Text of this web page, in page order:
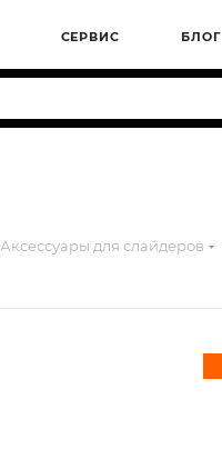
СЕРВИС БЛОГ
Аксессуары для слайдеров